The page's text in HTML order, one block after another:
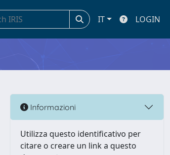
IT LOGIN
Informazioni
Utilizza questo identificativo per
citare o creare un link a questo